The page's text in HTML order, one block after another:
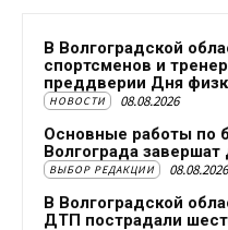
В Волгоградской
спортсменов и
преддверии Дня
НОВОСТИ 08.08.2026
Основные работы по
Волгограда завершат
ВЫБОР РЕДАКЦИИ 08.08.2026
В Волгоградской
ДТП пострадали